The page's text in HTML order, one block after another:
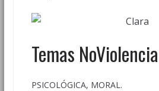
Temas
PSICOLÓGICA, MORAL.